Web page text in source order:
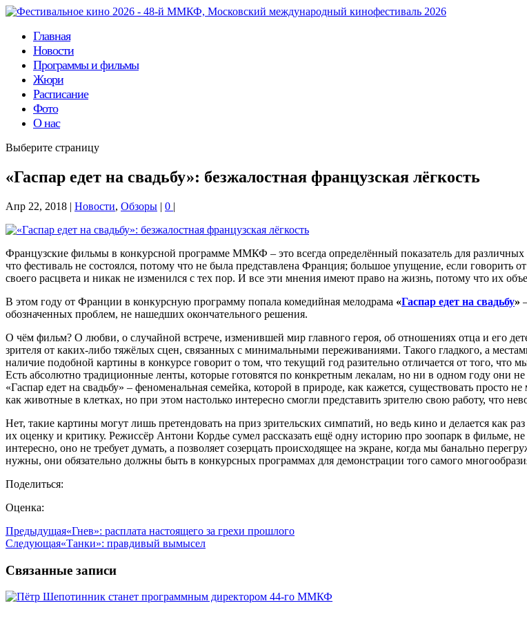
Главная
Новости
Программы и фильмы
Жюри
Расписание
Фото
О нас
Выберите страницу
«Гаспар едет на свадьбу»: безжалостная французская лёгкость
Апр 22, 2018 | Новости, Обзоры | 0 |
Французские фильмы в конкурсной программе ММКФ – это всегда определённый показатель для
что фестиваль не состоялся, потому что не была представлена Франция; большое упущение, если говорить
своего расцвета и никак не изменился с тех пор. И все эти мнения имеют право на жизнь, потому что их
В этом году от Франции в конкурсную программу попала комедийная мелодрама «Гаспар едет на свадьбу»
обозначенных проблем, не нашедших окончательного решения.
О чём фильм? О любви, о случайной встрече, изменившей мир главного героя, об отношениях отца и его
зрителя от каких-либо тяжёлых сцен, связанных с минимальными переживаниями. Такого гладкого, а
наличие подобной картины в конкурсе говорит о том, что текущий год разительно отличается от того, что
Есть абсолютно традиционные ленты, которые готовятся по конкретным лекалам, но ни в одном году они
«Гаспар едет на свадьбу» – феноменальная семейка, которой в природе, как кажется, существовать
как животные в клетках, но при этом настолько интересно смогли представить зрителю свою работу, что
Нет, такие картины могут лишь претендовать на приз зрительских симпатий, но ведь кино и делается как
их оценку и критику. Режиссёр Антони Кордье сумел рассказать ещё одну историю про зоопарк в фильме,
интересно, оно не требует думать, а позволяет созерцать происходящее на экране, когда мы банально
нужны, они обязательно должны быть в конкурсных программах для демонстрации того самого
Поделиться:
Оценка:
Предыдущая«Гнев»: расплата настоящего за грехи прошлого
Следующая«Танки»: правдивый вымысел
Связанные записи